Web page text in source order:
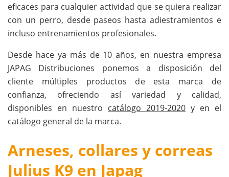
eficaces para cualquier actividad que se quiera realizar
con un perro, desde paseos hasta adiestramientos e
incluso entrenamientos profesionales.
Desde hace ya más de 10 años, en nuestra empresa
JAPAG Distribuciones ponemos a disposición del
cliente múltiples productos de esta marca de
confianza, ofreciendo así variedad y calidad,
disponibles en nuestro catálogo 2019-2020 y en el
catálogo general de la marca.
Arneses, collares y correas
Julius K9 en Japag